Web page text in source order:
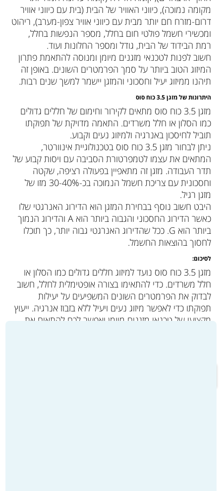
מקומה נמוכה), כיווני האוויר של הבית (בית עם כיווני אוויר
דרום-מזרח חם יותר מבית עם כיווני אוויר צפון-מערב), ריהוט
ומכשירי חשמל פולטי חום בחלל, מספר הנפשות בחלל,
רמת הבידוד של הבית, גודל ומספר החלונות ועוד.
חשוב לפנות לטכנאי מזגנים מיומן ומנוסה להתאמת פתרון
המיזוג הטוב ביותר על סמך הפרמטרים השונים. באופן זה
תיהנו ממיזוג יעיל וחסכוני והמזגן יישמר למשך שנים רבות.
היתרונות של מזגן 3.5 כוח סוס
מזגן 3.5 כוח סוס מתאים לקירור וחימום של חללים גדולים
כמו הסלון או חלל משרדים. התאמה מדויקת של תפוקתו
תוביל לחיסכון באנרגיה ולמיזוג נעים וקבוע.
ניתן לבחור מזגן 3.5 כוח סוס בטכנולוגיית אינוורטר,
המתאים את עצמו לטמפרטורת הסביבה עם ויסות קבוע של
תדר העבודה. מזגן זה מתאפיין בפעולה רציפה, שקטה
וחסכונית עם צריכת חשמל הנמוכה בכ-30-40% מזו של
מזגן רגיל.
היבט חשוב נוסף בבחירת המזגן הוא הדירוג האנרגטי שלו
כאשר הדירוג החסכוני והגבוה ביותר הוא A והדירוג הנמוך
ביותר הוא G. ככל שהדירוג האנרגטי גבוה יותר, כך תוכלו
לחסוך בהוצאות החשמל.
לסיכום:
מזגן 3.5 כוח סוס נועד למיזוג חללים גדולים כמו הסלון או
חלל משרדים. כדי להתאימו בצורה אופטימלית לחלל, חשוב
לבדוק את הפרמטרים השונים המשפיעים על יעילות
תפוקתו כדי לאפשר מיזוג נעים ויעיל ללא בזבוז אנרגיה. ייעוץ
מקצועי של טכנאי מזגנים מיומן יאפשר לכם להתאים את